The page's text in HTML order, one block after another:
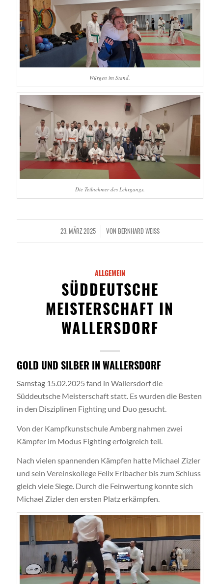
Würgen im Stand.
Die Teilnehmer des Lehrgangs.
23. MÄRZ 2025
/ VON BERNHARD WEISS
ALLGEMEIN
SÜDDEUTSCHE
MEISTERSCHAFT IN
WALLERSDORF
GOLD UND SILBER IN WALLERSDORF
Samstag 15.02.2025 fand in Wallersdorf die
Süddeutsche Meisterschaft statt. Es wurden die Besten
in den Disziplinen Fighting und Duo gesucht.
Von der Kampfkunstschule Amberg nahmen zwei
Kämpfer im Modus Fighting erfolgreich teil.
Nach vielen spannenden Kämpfen hatte Michael Zizler
und sein Vereinskollege Felix Erlbacher bis zum Schluss
gleich viele Siege. Durch die Feinwertung konnte sich
Michael Zizler den ersten Platz erkämpfen.